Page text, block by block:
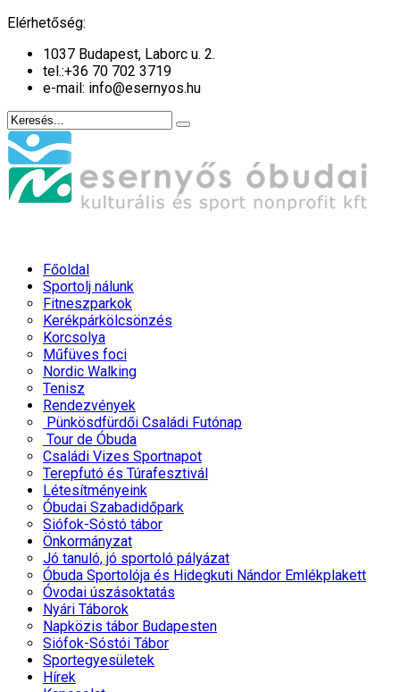
Elérhetőség:
1037 Budapest, Laborc u. 2.
tel.:+36 70 702 3719
e-mail: info@esernyos.hu
Főoldal
Sportolj nálunk
Fitneszparkok
Kerékpárkölcsönzés
Korcsolya
Műfüves foci
Nordic Walking
Tenisz
Rendezvények
Pünkösdfürdői Családi Futónap
Tour de Óbuda
Családi Vizes Sportnapot
Terepfutó és Túrafesztivál
Létesítményeink
Óbudai Szabadidőpark
Siófok-Sóstó tábor
Önkormányzat
Jó tanuló, jó sportoló pályázat
Óbuda Sportolója és Hidegkuti Nándor Emlékplakett
Óvodai úszásoktatás
Nyári Táborok
Napközis tábor Budapesten
Siófok-Sóstói Tábor
Sportegyesületek
Hírek
év
hónap
év
hónap